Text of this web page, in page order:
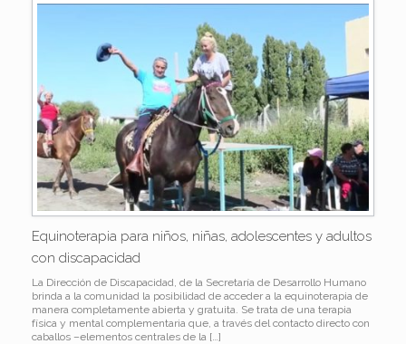
Equinoterapia para niños, niñas, adolescentes y adultos
con discapacidad
La Dirección de Discapacidad, de la Secretaría de Desarrollo Humano
brinda a la comunidad la posibilidad de acceder a la equinoterapia de
manera completamente abierta y gratuita. Se trata de una terapia
física y mental complementaria que, a través del contacto directo con
caballos –elementos centrales de la […]